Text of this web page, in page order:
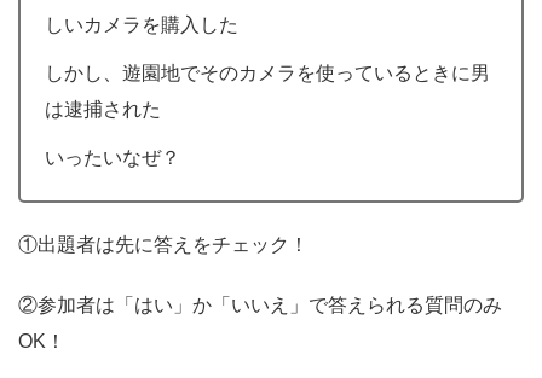
しいカメラを購入した
しかし、遊園地でそのカメラを使っているときに男
は逮捕された
いったいなぜ？
①出題者は先に答えをチェック！
②参加者は「はい」か「いいえ」で答えられる質問のみ
OK！